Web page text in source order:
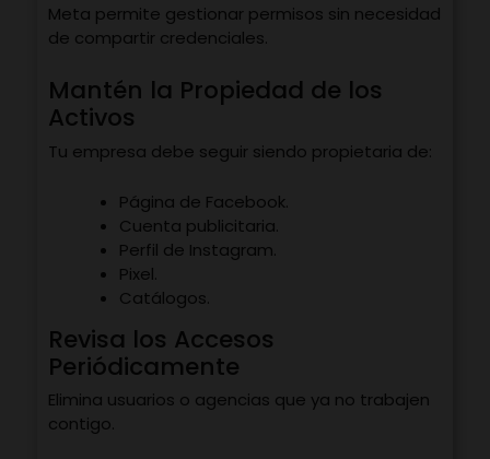
Meta permite gestionar permisos sin necesidad
de compartir credenciales.
Mantén la Propiedad de los
Activos
Tu empresa debe seguir siendo propietaria de:
Página de Facebook.
Cuenta publicitaria.
Perfil de Instagram.
Pixel.
Catálogos.
Revisa los Accesos
Periódicamente
Elimina usuarios o agencias que ya no trabajen
contigo.